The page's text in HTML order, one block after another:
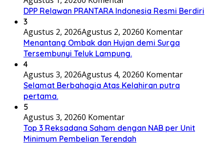
DPP Relawan PRANTARA Indonesia Resmi Berdiri
3
Agustus 2, 2026Agustus 2, 20260 Komentar
Menantang Ombak dan Hujan demi Surga
Tersembunyi Teluk Lampung.
4
Agustus 3, 2026Agustus 4, 20260 Komentar
Selamat Berbahagia Atas Kelahiran putra
pertama.
5
Agustus 3, 20260 Komentar
Top 3 Reksadana Saham dengan NAB per Unit
Minimum Pembelian Terendah